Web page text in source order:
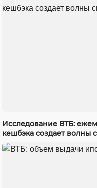
Исследование ВТБ:
кешбэка создает волны